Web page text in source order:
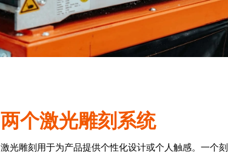
两个激光雕刻系统
激光雕刻用于为产品提供个性化设计或个人触感。一个